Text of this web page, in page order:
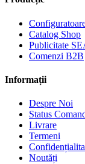
Catalog Shop
Publicitate
Comenzi B2B
Informații
Despre Noi
Status
Livrare
Termeni
Noutăți